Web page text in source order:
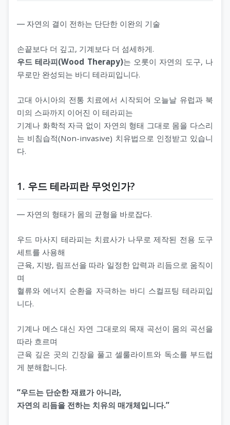
부산오피(부산op)
서울오피(서울op)
울산오피(울산op)
대전오피(대전op)
세종오피(세종op)
오피가이드
헬로밤
오피나라
오피뷰
아로마마사지
타이마사지
― 자연의 결이 전하는 단단한 이완의 기술
손끝보다 더 깊고, 기계보다 더 섬세하게.
우드 테라피(Wood Therapy)는 오롯이 자연의 도구, 나
무로만 완성되는 바디 테라피입니다.
고대 아시아의 전통 치료에서 시작되어 오늘날 유럽과 북
미의 스파까지 이어진 이 테라피는
기계나 화학적 자극 없이 자연의 형태 그대로 몸을 다스리
는 비침습적(Non-invasive) 치유법으로 인정받고 있습니
다.
1. 우드 테라피란 무엇인가?
― 자연의 형태가 몸의 균형을 바로잡다.
우드 마사지 테라피는 치료사가 나무로 제작된 전용 도구
세트를 사용해
근육, 지방, 림프선을 따라 일정한 압력과 리듬으로 움직이
며
혈류와 에너지 순환을 자극하는 바디 스컬프팅 테라피입
니다.
기계나 메스 대신 자연 그대로의 목재 곡선이 몸의 곡선을
따라 흐르며
근육 깊은 곳의 긴장을 풀고 셀룰라이트와 독소를 부드럽
게 분해합니다.
“우드는 단순한 재료가 아니라,
자연의 리듬을 전하는 치유의 매개체입니다.”